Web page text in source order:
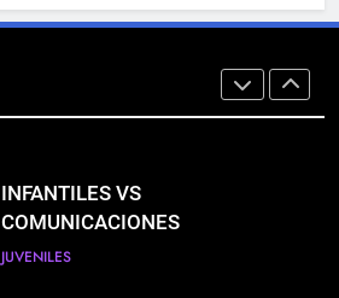
INFANTILES VS
COMUNICACIONES
JUVENILES